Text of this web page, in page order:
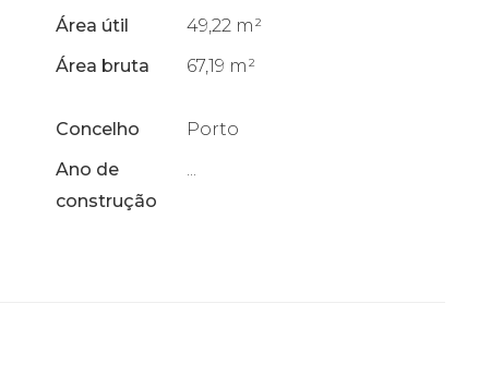
Área útil
49,22 m²
Área bruta 67,19 m²
Concelho
Porto
Ano de
construção